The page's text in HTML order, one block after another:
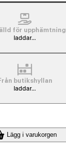
för upphämtning
laddar...
butikshyllan
laddar...
Lägg i varukorgen